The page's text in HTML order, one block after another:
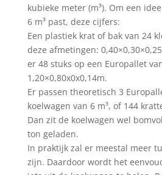
kubieke meter (m³). Om een
6 m³ past, deze cijfers:
Een plastiek krat of bak van 24
deze afmetingen:
er 48 stuks op een Europallet
1,20×0,80x0x0,14m.
Er passen theoretisch 3
koelwagen van 6 m³, of 144
Dan zit de koelwagen wel
ton geladen.
In praktijk zal er meestal meer
zijn. Daardoor wordt het